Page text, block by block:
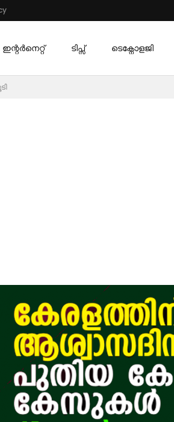
ഇന്റര്‍നെറ്റ് ടിപ്സ് ടെക്നോളജി